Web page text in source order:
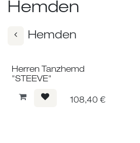
Hemden
Hemden
Herren Tanzhemd
"STEEVE"
108,40 €